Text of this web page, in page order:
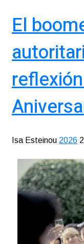
El
Isa Esteinou 2026